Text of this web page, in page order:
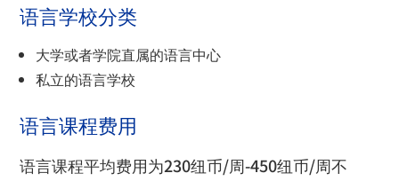
语言学校分类
大学或者学院直属的语言中心
私立的语言学校
语言课程费用
语言课程平均费用为230纽币/周-450纽币/周不